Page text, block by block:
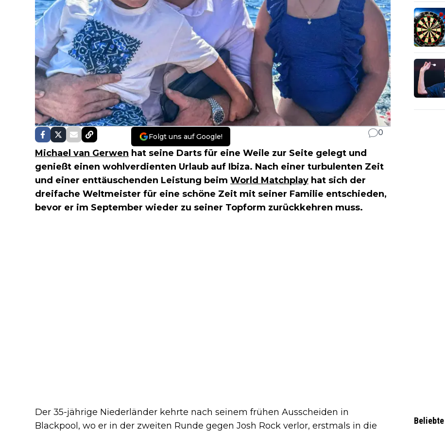
Folgt uns auf Google! 0
Michael van Gerwen hat seine Darts für eine Weile zur Seite gelegt und
genießt einen wohlverdienten Urlaub auf Ibiza. Nach einer turbulenten Zeit
und einer enttäuschenden Leistung beim World Matchplay hat sich der
dreifache Weltmeister für eine schöne Zeit mit seiner Familie entschieden,
bevor er im September wieder zu seiner Topform zurückkehren muss.
Der 35-jährige Niederländer kehrte nach seinem frühen Ausscheiden in
Blackpool, wo er in der zweiten Runde gegen Josh Rock verlor, erstmals in die